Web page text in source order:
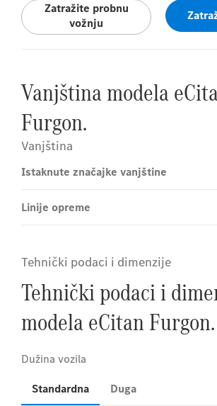
Zatražite probnu
vožnju
Vanjština modela
Furgon.
Vanjština
Istaknute značajke vanjštine
Linije opreme
Tehnički podaci i dimenzije
Tehnički podaci i
modela eCitan Furgon.
Standardna Duga